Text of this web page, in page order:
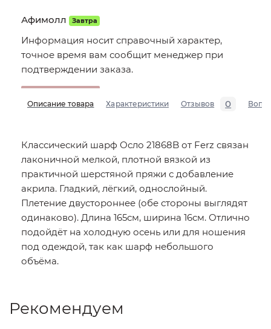
Афимолл Завтра
Информация носит справочный характер,
точное время вам сообщит менеджер при
подтверждении заказа.
Описание товара Характеристики Отзывов 0
Классический шарф Осло 21868B от Ferz связан
лаконичной мелкой, плотной вязкой из
практичной шерстяной пряжи с добавление
акрила. Гладкий, лёгкий, однослойный.
Плетение двустороннее (обе стороны выглядят
одинаково). Длина 165см, ширина 16см. Отлично
подойдёт на холодную осень или для ношения
под одеждой, так как шарф небольшого
объёма.
Рекомендуем